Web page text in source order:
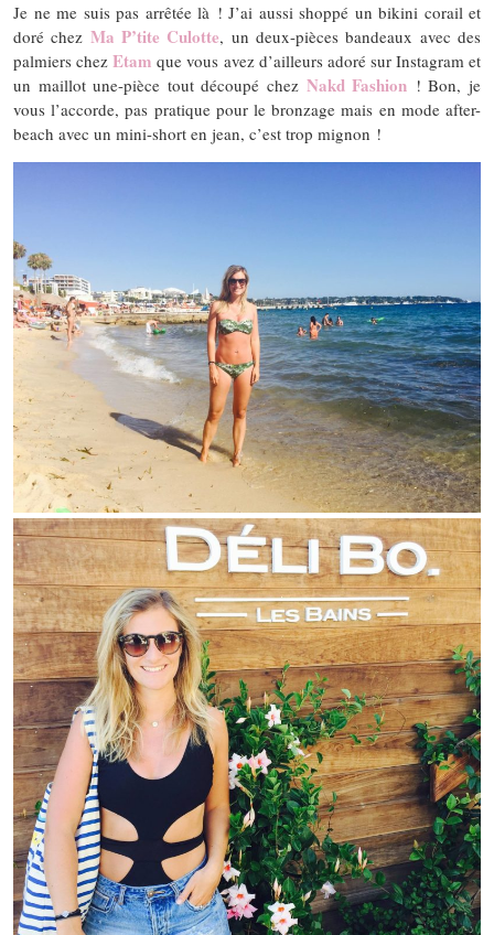
Je ne me suis pas arrêtée là ! J’ai aussi shoppé un bikini corail et
doré chez Ma P’tite Culotte, un deux-pièces bandeaux avec des
palmiers chezEtam que vous avez d’ailleurs adoré sur Instagram et
un maillot une-pièce tout découpé chez Nakd Fashion ! Bon, je
vous l’accorde, pas pratique pour le bronzage mais en mode after-
beach avec un mini-short en jean, c’est trop mignon !